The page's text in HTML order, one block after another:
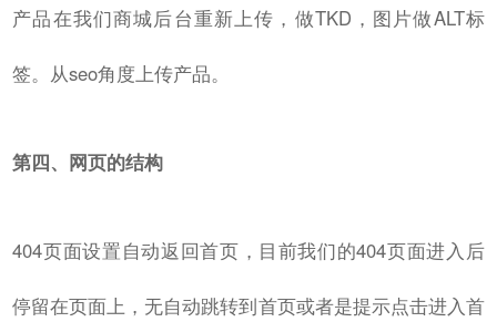
产品在我们商城后台重新上传，做TKD，图片做ALT标
签。从seo角度上传产品。
第四、网页的结构
404页面设置自动返回首页，目前我们的404页面进入后
停留在页面上，无自动跳转到首页或者是提示点击进入首